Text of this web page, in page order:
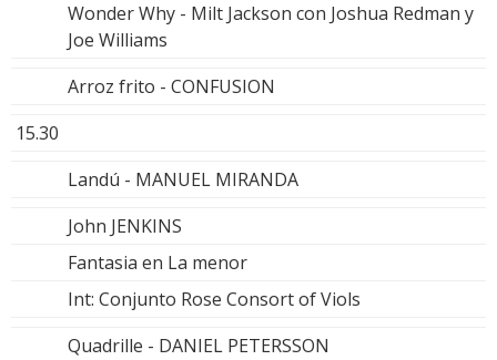
Wonder Why - Milt Jackson con Joshua Redman y
Joe Williams
Arroz frito - CONFUSION
15.30
Landú - MANUEL MIRANDA
John JENKINS
Fantasia en La menor
Int: Conjunto Rose Consort of Viols
Quadrille - DANIEL PETERSSON